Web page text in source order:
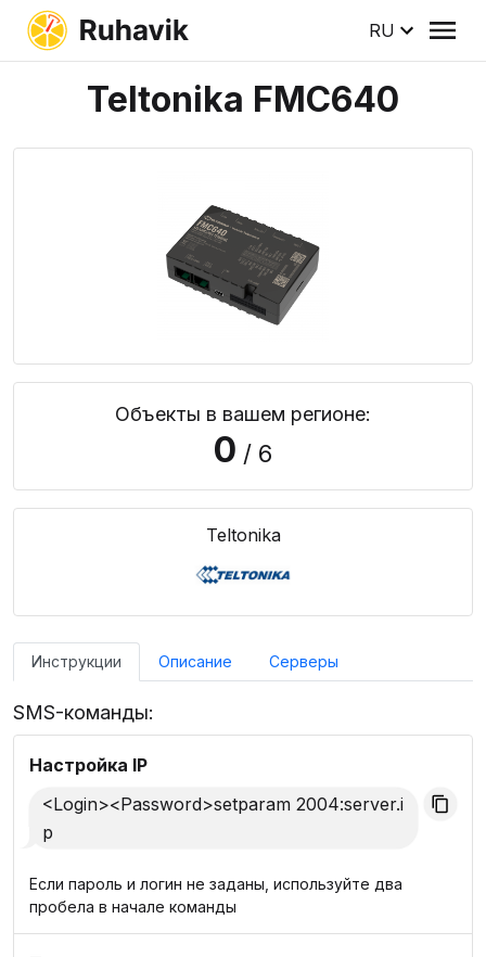
RU
Teltonika FMC640
Объекты в вашем регионе:
0 / 6
Teltonika
Инструкции Описание Серверы
SMS-команды:
Настройка IP
<Login><Password>setparam 2004:server.i
p
Если пароль и логин не заданы, используйте два
пробела в начале команды